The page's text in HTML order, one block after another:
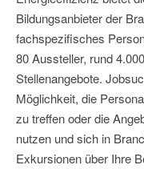
Bildungsanbieter der
fachspezifisches
80 Aussteller, rund
Stellenangebote.
Möglichkeit, die
zu treffen oder die
nutzen und sich in
Exkursionen über Ihre